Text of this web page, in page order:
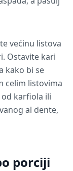
većinu listova
Ostavite kari
kako bi se
celim listovima
karfiola ili
al dente,
porciji